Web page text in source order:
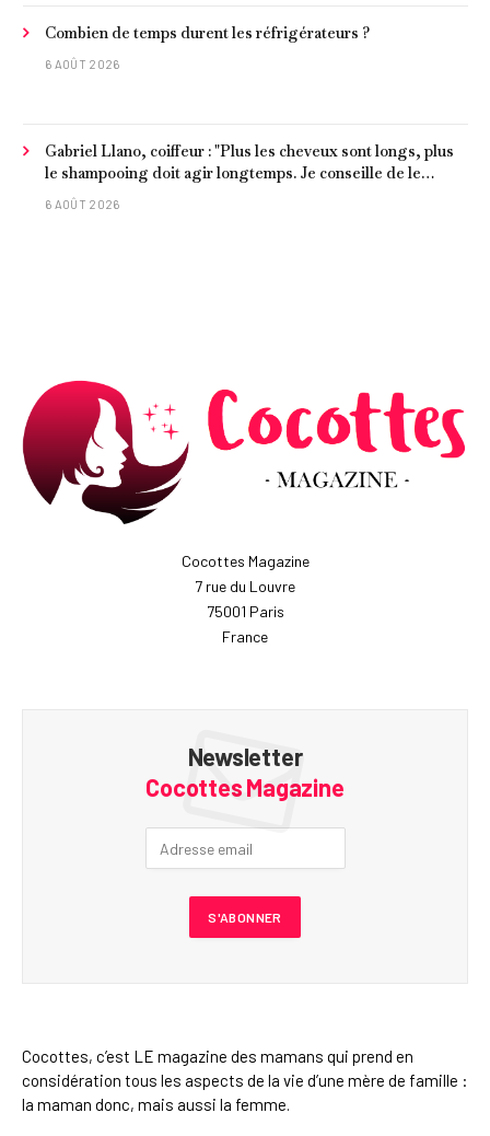
Combien de temps durent les réfrigérateurs ?
6 AOÛT 2026
Gabriel Llano, coiffeur : "Plus les cheveux sont longs, plus
le shampooing doit agir longtemps. Je conseille de le
laisser entre 1 et 3 minutes."
6 AOÛT 2026
Cocottes Magazine
7 rue du Louvre
75001 Paris
France
Newsletter
Cocottes Magazine
Cocottes, c’est LE magazine des mamans qui prend en
considération tous les aspects de la vie d’une mère de famille :
la maman donc, mais aussi la femme.